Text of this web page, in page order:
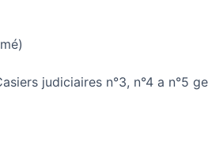
judiciaires n°3, n°4 a n°5